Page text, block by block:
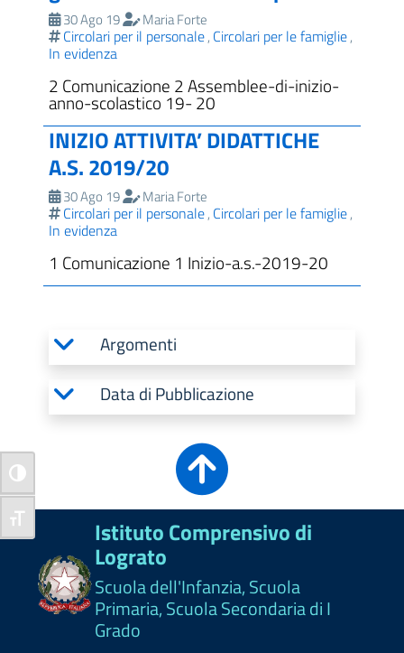
Attiva/disattiva alto contrasto
Attiva/disattiva dimensione testo
30 Ago 19 Maria Forte
Circolari per il personale, Circolari per le famiglie,
In evidenza
2 Comunicazione 2 Assemblee-di-inizio-
anno-scolastico 19- 20
INIZIO ATTIVITA’ DIDATTICHE
A.S. 2019/20
30 Ago 19 Maria Forte
Circolari per il personale, Circolari per le famiglie,
In evidenza
1 Comunicazione 1 Inizio-a.s.-2019-20
Argomenti
Data di Pubblicazione
Istituto Comprensivo di
Lograto
Scuola dell'Infanzia, Scuola
Primaria, Scuola Secondaria di I
Grado